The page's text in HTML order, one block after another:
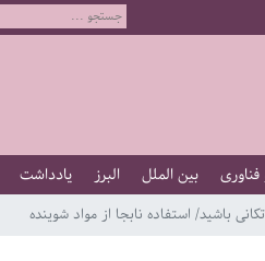
بین الملل البرز یادداشت
باشید/ استفاده نابجا از مواد شوینده